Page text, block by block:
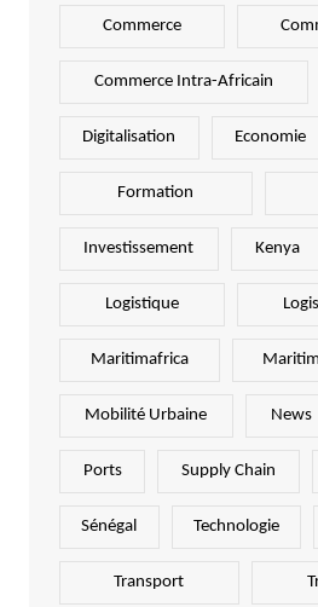
Commerce
Commerce Intra-Africain
Digitalisation Economie
Formation
Investissement Kenya
Logistique
Maritimafrica
Mobilité Urbaine News
Ports Supply Chain
Sénégal Technologie
Transport